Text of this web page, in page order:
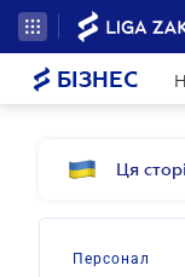
БІЗНЕС
Ця
Персонал